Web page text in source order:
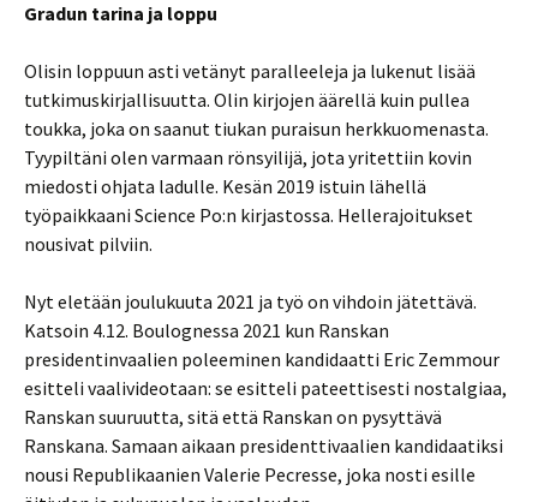
Gradun tarina ja loppu
Olisin loppuun asti vetänyt paralleeleja ja lukenut lisää
tutkimuskirjallisuutta. Olin kirjojen äärellä kuin pullea
toukka, joka on saanut tiukan puraisun herkkuomenasta.
Tyypiltäni olen varmaan rönsyilijä, jota yritettiin kovin
miedosti ohjata ladulle. Kesän 2019 istuin lähellä
työpaikkaani Science Po:n kirjastossa. Hellerajoitukset
nousivat pilviin.
Nyt eletään joulukuuta 2021 ja työ on vihdoin jätettävä.
Katsoin 4.12. Boulognessa 2021 kun Ranskan
presidentinvaalien poleeminen kandidaatti Eric Zemmour
esitteli vaalivideotaan: se esitteli pateettisesti nostalgiaa,
Ranskan suuruutta, sitä että Ranskan on pysyttävä
Ranskana. Samaan aikaan presidenttivaalien kandidaatiksi
nousi Republikaanien Valerie Pecresse, joka nosti esille